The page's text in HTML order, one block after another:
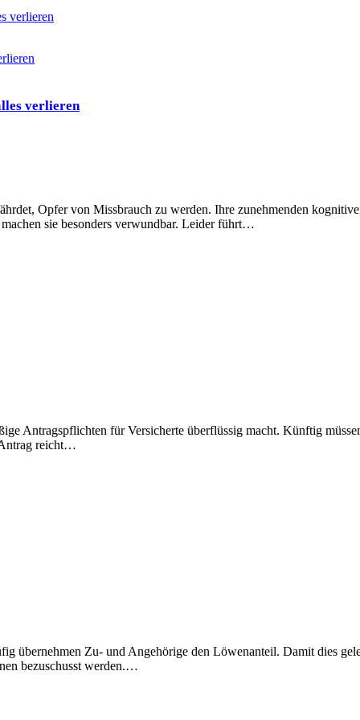
verlieren
verlieren
Opfer von Missbrauch zu werden. Ihre zunehmenden
sie besonders verwundbar. Leider führt…
Antragspflichten für Versicherte überflüssig macht. Künftig
reicht…
übernehmen Zu- und Angehörige den Löwenanteil. Damit dies
bezuschusst werden.…